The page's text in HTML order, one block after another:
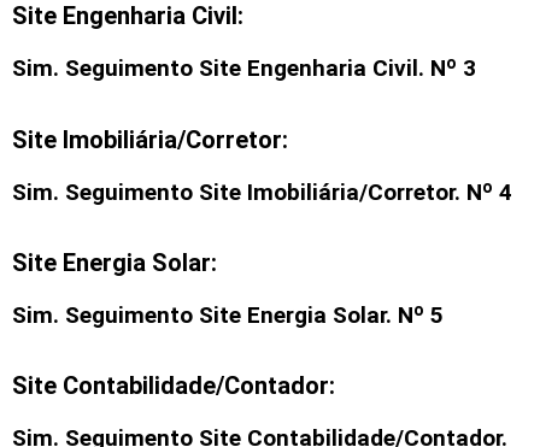
Site Engenharia Civil:
Sim. Seguimento Site Engenharia Civil. Nº 3
Site Imobiliária/Corretor:
Sim. Seguimento Site Imobiliária/Corretor. Nº 4
Site Energia Solar:
Sim. Seguimento Site Energia Solar. Nº 5
Site Contabilidade/Contador:
Sim. Seguimento Site Contabilidade/Contador.